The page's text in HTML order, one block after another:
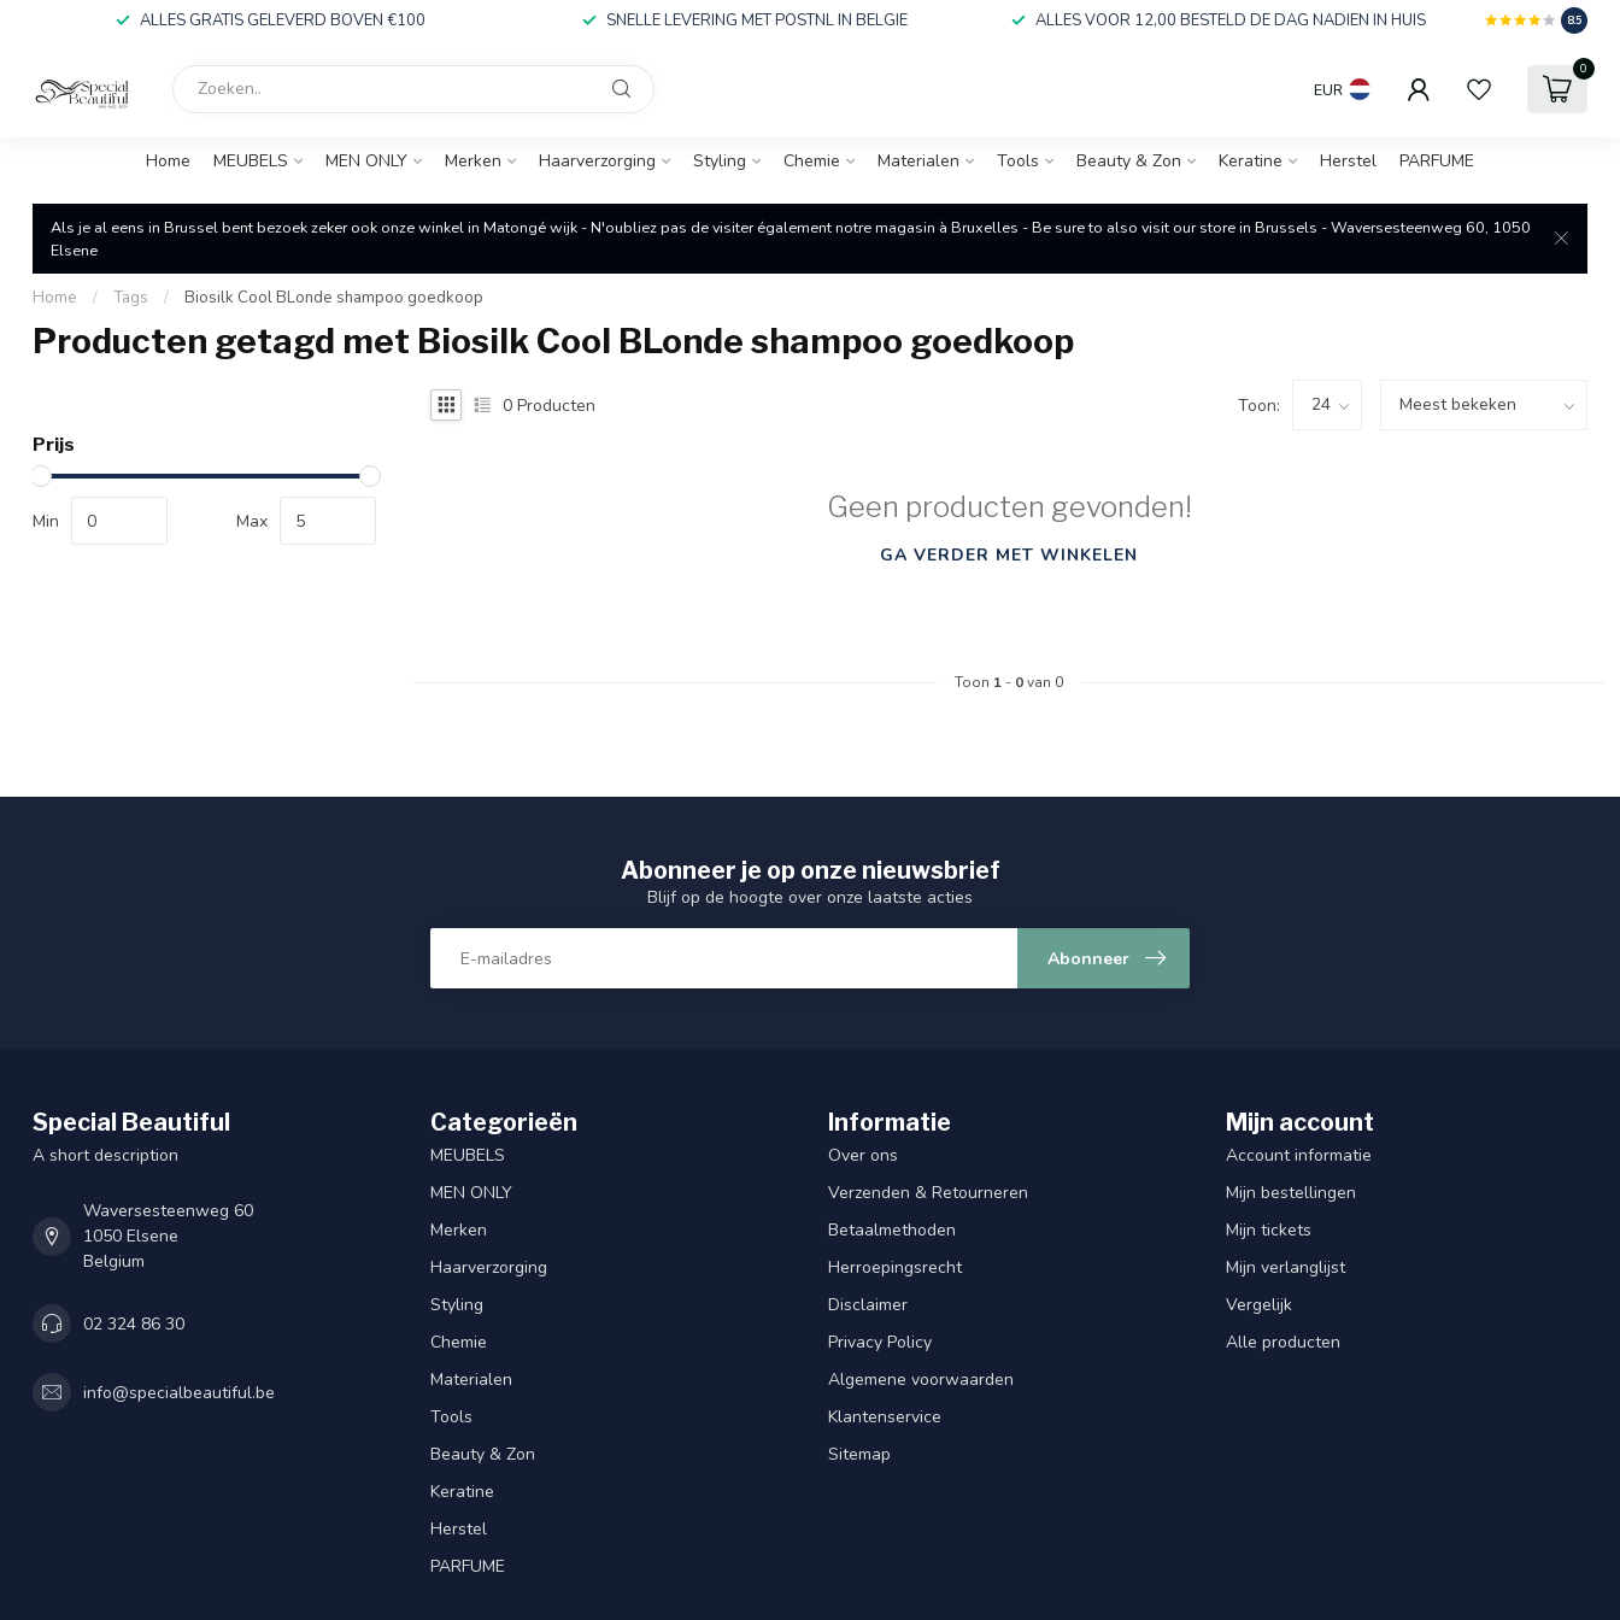
ALLES GRATIS GELEVERD BOVEN €100 SNELLE LEVERING MET POSTNL IN BELGIE ALLES VOOR 12,00 BESTELD DE DAG NADIEN IN HUIS 8.5
EUR
0
Home MEUBELS MEN ONLY Merken Haarverzorging Styling Chemie Materialen Tools Beauty & Zon Keratine Herstel PARFUME
Als je al eens in Brussel bent bezoek zeker ook onze winkel in Matongé wijk - N'oubliez pas de visiter également notre magasin à Bruxelles - Be sure to also visit our store in Brussels - Waversesteenweg 60, 1050
Elsene
Home / Tags / Biosilk Cool BLonde shampoo goedkoop
Producten getagd met Biosilk Cool BLonde shampoo goedkoop
Prijs
Min Max
0 Producten Toon:
Geen producten gevonden!
GA VERDER MET WINKELEN
Toon 1 - 0van 0
Abonneer je op onze nieuwsbrief
Blijf op de hoogte over onze laatste acties
Abonneer
Special Beautiful
A short description
Waversesteenweg 60
1050 Elsene
Belgium
02 324 86 30
info@specialbeautiful.be
Categorieën
MEUBELS
MEN ONLY
Merken
Haarverzorging
Styling
Chemie
Materialen
Tools
Beauty & Zon
Keratine
Herstel
PARFUME
Informatie
Over ons
Verzenden & Retourneren
Betaalmethoden
Herroepingsrecht
Disclaimer
Privacy Policy
Algemene voorwaarden
Klantenservice
Sitemap
Mijn account
Account informatie
Mijn bestellingen
Mijn tickets
Mijn verlanglijst
Vergelijk
Alle producten